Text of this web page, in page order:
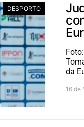
DESPORTO
da
16 de